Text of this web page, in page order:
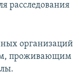
расследования
организаций
проживающим